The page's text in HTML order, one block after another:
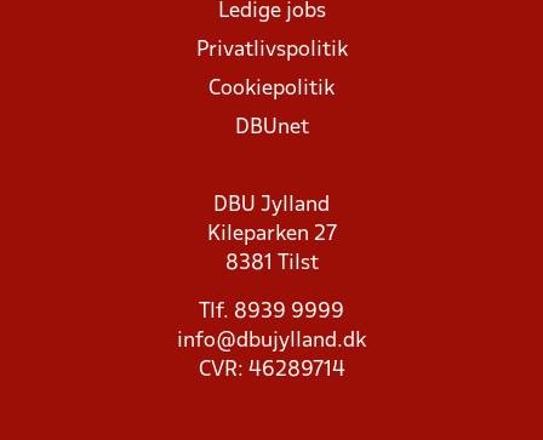
Ledige jobs
Privatlivspolitik
Cookiepolitik
DBUnet
DBU Jylland
Kileparken 27
8381 Tilst
Tlf. 8939 9999
info@dbujylland.dk
CVR: 46289714